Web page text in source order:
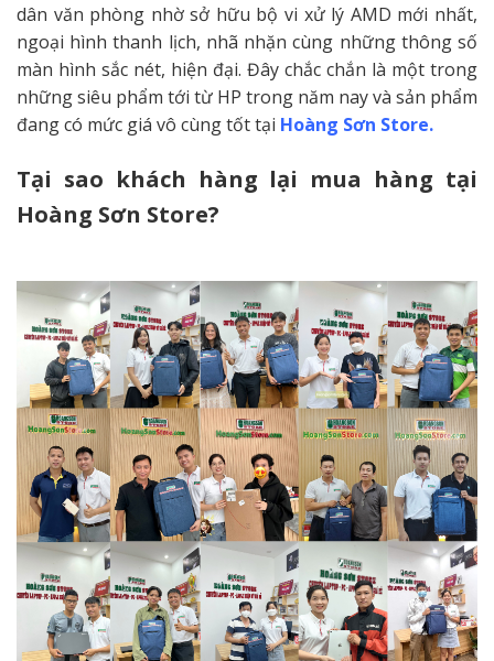
dân văn phòng nhờ sở hữu bộ vi xử lý AMD mới nhất,
ngoại hình thanh lịch, nhã nhặn cùng những thông số
màn hình sắc nét, hiện đại. Đây chắc chắn là một trong
những siêu phẩm tới từ HP trong năm nay và sản phẩm
đang có mức giá vô cùng tốt tại Hoàng Sơn Store.
Tại sao khách hàng lại mua hàng tại
Hoàng Sơn Store?